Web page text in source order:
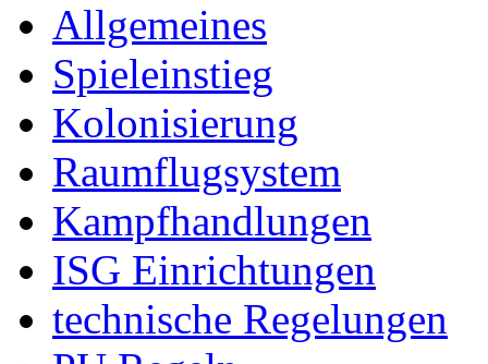
Allgemeines
Spieleinstieg
Kolonisierung
Raumflugsystem
Kampfhandlungen
ISG Einrichtungen
technische Regelungen